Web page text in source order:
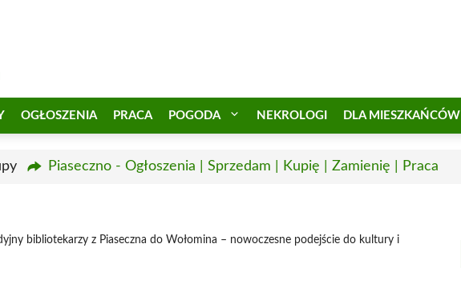
OGŁOSZENIA PRACA POGODA NEKROLOGI DLA MIESZKAŃCÓW
Piaseczno - Ogłoszenia | Sprzedam | Kupię | Zamienię | Praca
bibliotekarzy z Piaseczna do Wołomina – nowoczesne podejście do kultury i